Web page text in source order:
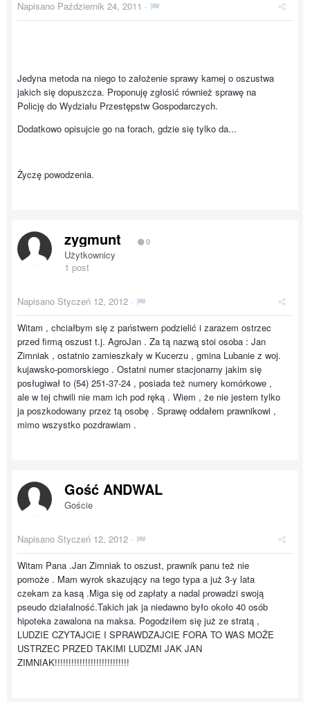
Napisano Październik 24, 2011 ·
Jedyna metoda na niego to założenie sprawy karnej o oszustwa
jakich się dopuszcza. Proponuję zgłosić również sprawę na
Policję do Wydziału Przestępstw Gospodarczych.
Dodatkowo opisujcie go na forach, gdzie się tylko da...
Życzę powodzenia.
zygmunt 0
Użytkownicy
1 post
Napisano Styczeń 12, 2012 ·
Witam , chciałbym się z państwem podzielić i zarazem ostrzec
przed firmą oszust t.j. AgroJan . Za tą nazwą stoi osoba : Jan
Zimniak , ostatnio zamieszkały w Kucerzu , gmina Lubanie z woj.
kujawsko-pomorskiego . Ostatni numer stacjonarny jakim się
posługiwał to (54) 251-37-24 , posiada też numery komórkowe ,
ale w tej chwili nie mam ich pod ręką . Wiem , że nie jestem tylko
ja poszkodowany przez tą osobę . Sprawę oddałem prawnikowi ,
mimo wszystko pozdrawiam .
Gość ANDWAL
Goście
Napisano Styczeń 12, 2012 ·
Witam Pana .Jan Zimniak to oszust, prawnik panu też nie
pomoże . Mam wyrok skazujący na tego typa a już 3-y lata
czekam za kasą .Miga się od zapłaty a nadal prowadzi swoją
pseudo działalność.Takich jak ja niedawno było około 40 osób
hipoteka zawalona na maksa. Pogodziłem się już ze stratą ,
LUDZIE CZYTAJCIE I SPRAWDZAJCIE FORA TO WAS MOŻE
USTRZEC PRZED TAKIMI LUDZMI JAK JAN
ZIMNIAK!!!!!!!!!!!!!!!!!!!!!!!!!!!